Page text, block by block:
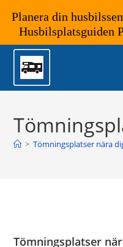
Hoppa
innehållet
> Tömningsplatser nära
Tömningsplatser
Planera din
Husbilsplatsguiden